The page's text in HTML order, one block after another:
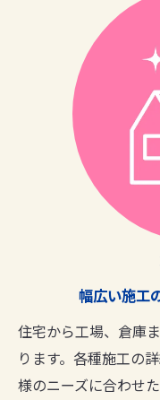
幅広い施工
住宅から工場、倉庫
ります。各種施工の
様のニーズに合わせ